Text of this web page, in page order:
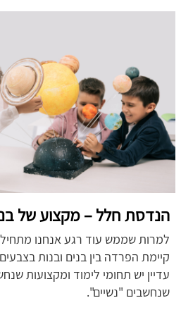
הנדסת חלל – מקצוע של
קיימת הפרדה בין בנים ובנות
עדיין יש תחומי לימוד ומקצועות
שנחשבים "נשיים".